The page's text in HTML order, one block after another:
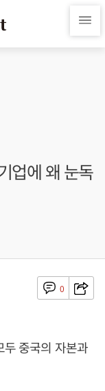
업에 왜 눈독
0
중국의 자본과